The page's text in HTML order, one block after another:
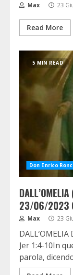
Max 23
Read More
5 MIN READ
Don Enrico
23/06/2023
Max 23
Jer 1:4-10In
parola,